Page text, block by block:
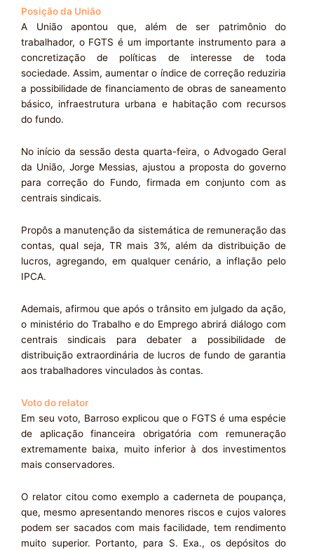
Posição da União
A União apontou que, além de ser patrimônio do
trabalhador, o FGTS é um importante instrumento para a
concretização de políticas de interesse de toda
sociedade. Assim, aumentar o índice de correção reduziria
a possibilidade de financiamento de obras de saneamento
básico, infraestrutura urbana e habitação com recursos
do fundo.
No início da sessão desta quarta-feira, o Advogado Geral
da União, Jorge Messias, ajustou a proposta do governo
para correção do Fundo, firmada em conjunto com as
centrais sindicais.
Propôs a manutenção da sistemática de remuneração das
contas, qual seja, TR mais 3%, além da distribuição de
lucros, agregando, em qualquer cenário, a inflação pelo
IPCA.
Ademais, afirmou que após o trânsito em julgado da ação,
o ministério do Trabalho e do Emprego abrirá diálogo com
centrais sindicais para debater a possibilidade de
distribuição extraordinária de lucros de fundo de garantia
aos trabalhadores vinculados às contas.
Voto do relator
Em seu voto, Barroso explicou que o FGTS é uma espécie
de aplicação financeira obrigatória com remuneração
extremamente baixa, muito inferior à dos investimentos
mais conservadores.
O relator citou como exemplo a caderneta de poupança,
que, mesmo apresentando menores riscos e cujos valores
podem ser sacados com mais facilidade, tem rendimento
muito superior. Portanto, para S. Exa., os depósitos do